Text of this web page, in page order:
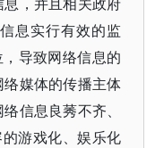
息实行有效的监
导致网络信息的
媒体的传播主体
信息良莠不齐、
游戏化、娱乐化